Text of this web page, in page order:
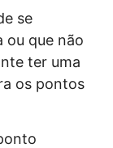
se
ou que não
ter uma
os pontos